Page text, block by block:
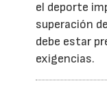
el deporte
superación
debe estar
exigencias.